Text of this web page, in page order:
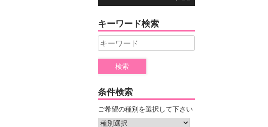
ー
キーワード検索
Search
for:
条件検索
ご希望の種別を選択して下さい